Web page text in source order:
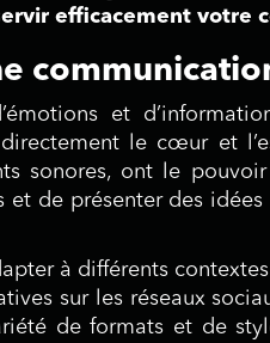
efficacement votre
et
le cœur et
sonores, ont le
de présenter des
à différents
sur les réseaux
de formats et de